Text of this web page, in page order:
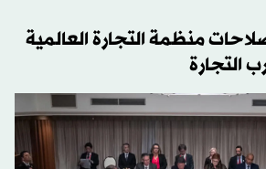
الـ20: إصلاحات منظمة التجارة العالمية
التجارة